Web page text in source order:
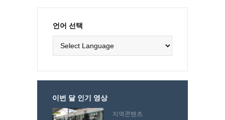
언어 선택
이번 달 인기 영상
지역콘텐츠